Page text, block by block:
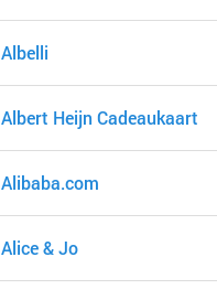
Albelli
Albert Heijn Cadeaukaart
Alibaba.com
Alice & Jo